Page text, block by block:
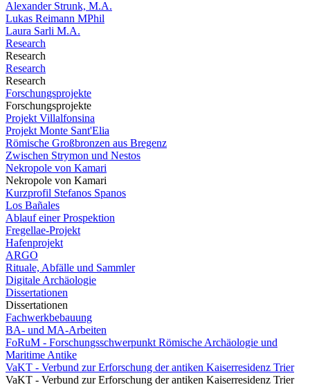
Alexander Strunk, M.A.
Lukas Reimann MPhil
Laura Sarli M.A.
Research
Research
Research
Research
Forschungsprojekte
Forschungsprojekte
Projekt Villalfonsina
Projekt Monte Sant'Elia
Römische Großbronzen aus Bregenz
Zwischen Strymon und Nestos
Nekropole von Kamari
Nekropole von Kamari
Kurzprofil Stefanos Spanos
Los Bañales
Ablauf einer Prospektion
Fregellae-Projekt
Hafenprojekt
ARGO
Rituale, Abfälle und Sammler
Digitale Archäologie
Dissertationen
Dissertationen
Fachwerkbebauung
BA- und MA-Arbeiten
FoRuM - Forschungsschwerpunkt Römische Archäologie und
Maritime Antike
VaKT - Verbund zur Erforschung der antiken Kaiserresidenz Trier
VaKT - Verbund zur Erforschung der antiken Kaiserresidenz Trier